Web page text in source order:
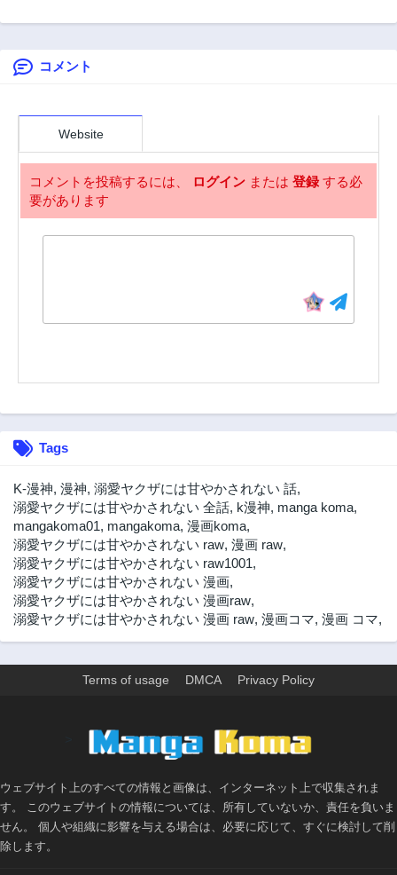
コメント
Website
コメントを投稿するには、 ログイン または 登録する必
要があります
Tags
K-漫神, 漫神, 溺愛ヤクザには甘やかされない 話,
溺愛ヤクザには甘やかされない 全話, k漫神, manga koma,
mangakoma01, mangakoma, 漫画koma,
溺愛ヤクザには甘やかされない raw, 漫画 raw,
溺愛ヤクザには甘やかされない raw1001,
溺愛ヤクザには甘やかされない 漫画,
溺愛ヤクザには甘やかされない 漫画raw,
溺愛ヤクザには甘やかされない 漫画 raw, 漫画コマ, 漫画 コマ,
Terms of usage DMCA Privacy Policy
ウェブサイト上のすべての情報と画像は、インターネット上で収集されま
す。 このウェブサイトの情報については、所有していないか、責任を負いま
せん。 個人や組織に影響を与える場合は、必要に応じて、すぐに検討して削
除します。